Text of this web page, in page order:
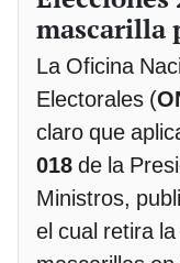
mascarilla
La Oficina
Electorales (
claro que
018 de la
Ministros,
el cual retira